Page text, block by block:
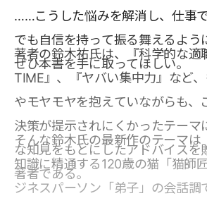
……こうした悩みを解消し、仕事
でも自信を持って振る舞えるよう
ぜひ本書を手に取ってほしい。
著者の鈴木祐氏は、『科学的な適
TIME』、『ヤバい集中力』など
やモヤモヤを抱えていながらも、
決策が提示されにくかったテーマ
な知見をもとにしたアドバイスを
著者である。
そんな鈴木氏の最新作のテーマは
知識に精通する120歳の猫「猫師
ジネスパーソン「弟子」の会話調